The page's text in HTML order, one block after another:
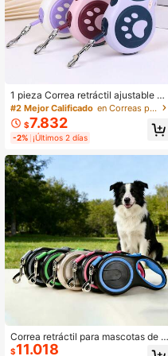
1 pieza Correa retráctil ajustable de
alta calidad para perros, cuerda de t
racción de 5M para mascotas de m
enos de 25kg con diseño de parada
automática y antienredos, adecuad
#2 Mejor Calificado en Correas para mascotas
$7.832
-2% ¡Últimos 2 días
Correa retráctil para mascotas de 5
M/8M 50KG,Correa ajustable para
$11.018